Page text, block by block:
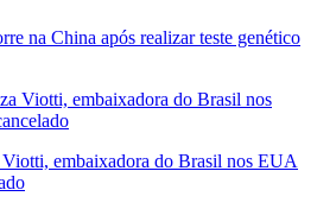
na China após realizar teste genético
embaixadora do Brasil nos EUA